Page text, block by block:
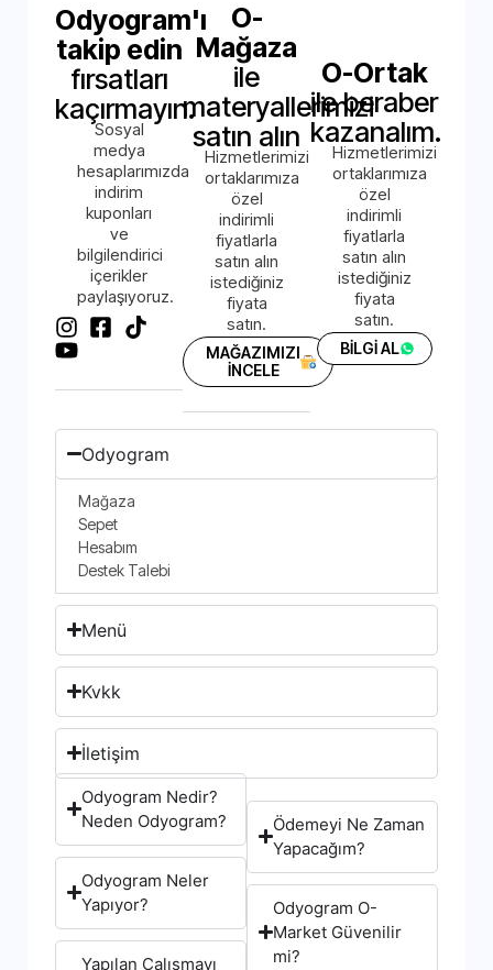
Odyogram'ı
takip edin
fırsatları
kaçırmayın.
Sosyal
medya
hesaplarımızda
indirim
kuponları
ve
bilgilendirici
içerikler
paylaşıyoruz.
O-
Mağaza
ile
materyallerimizi
satın alın
Hizmetlerimizi
ortaklarımıza
özel
indirimli
fiyatlarla
satın alın
istediğiniz
fiyata
satın.
MAĞAZIMIZI
İNCELE
O-Ortak
ile beraber
kazanalım.
Hizmetlerimizi
ortaklarımıza
özel
indirimli
fiyatlarla
satın alın
istediğiniz
fiyata
satın.
BİLGİ AL
Odyogram
Mağaza
Sepet
Hesabım
Destek Talebi
Menü
Kvkk
İletişim
Odyogram Nedir?
Neden Odyogram?
Odyogram Neler
Yapıyor?
Yapılan Çalışmayı
Ödemeyi Ne Zaman
Yapacağım?
Odyogram O-
Market Güvenilir
mi?